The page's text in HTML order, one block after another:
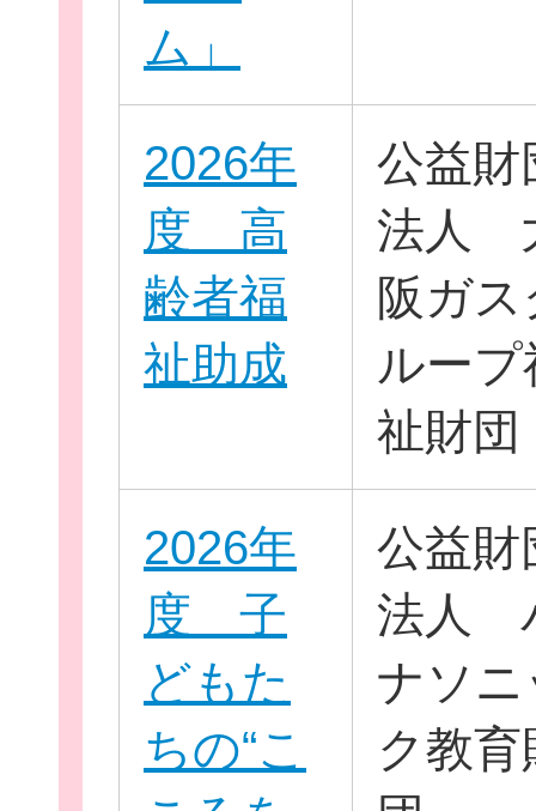
新規登
ム」
2026年
度 高
齢者福
祉助成
公益財
法人
阪ガス
ループ
祉財団
2026年
度 子
どもた
ちの“こ
公益財
法人
ナソニ
ク教育